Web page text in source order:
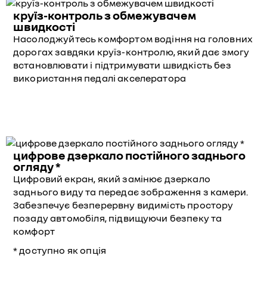
круїз-контроль з обмежувачем
швидкості
Насолоджуйтесь комфортом водіння на головних
дорогах завдяки круїз-контролю, який дає змогу
встановлювати і підтримувати швидкість без
використання педалі акселератора
цифрове дзеркало постійного заднього
огляду *
Цифровий екран, який замінює дзеркало
заднього виду та передає зображення з камери.
Забезпечує безперервну видимість простору
позаду автомобіля, підвищуючи безпеку та
комфорт
* доступно як опція